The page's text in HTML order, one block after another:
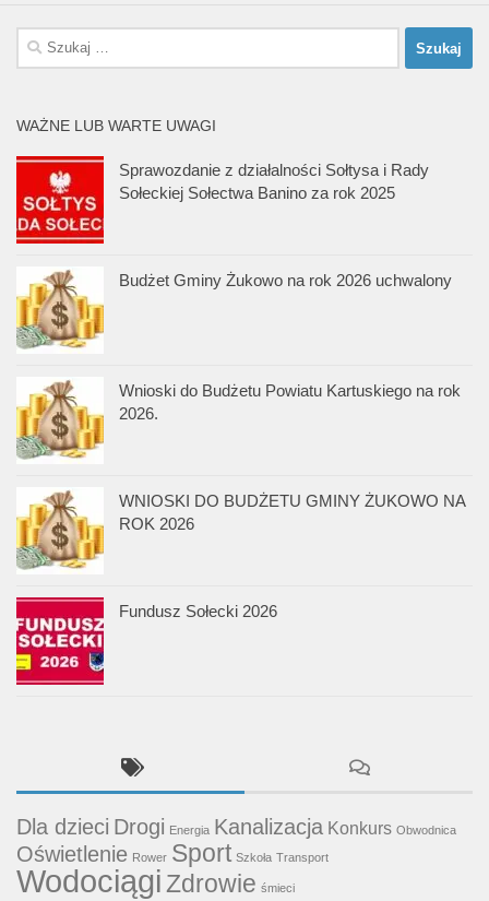
Szukaj:
WAŻNE LUB WARTE UWAGI
Sprawozdanie z działalności Sołtysa i Rady
Sołeckiej Sołectwa Banino za rok 2025
Budżet Gminy Żukowo na rok 2026 uchwalony
Wnioski do Budżetu Powiatu Kartuskiego na rok
2026.
WNIOSKI DO BUDŻETU GMINY ŻUKOWO NA
ROK 2026
Fundusz Sołecki 2026
Dla dzieci Drogi Energia Kanalizacja Konkurs Obwodnica
Oświetlenie Rower Sport Szkoła Transport
WodociągiZdrowie śmieci